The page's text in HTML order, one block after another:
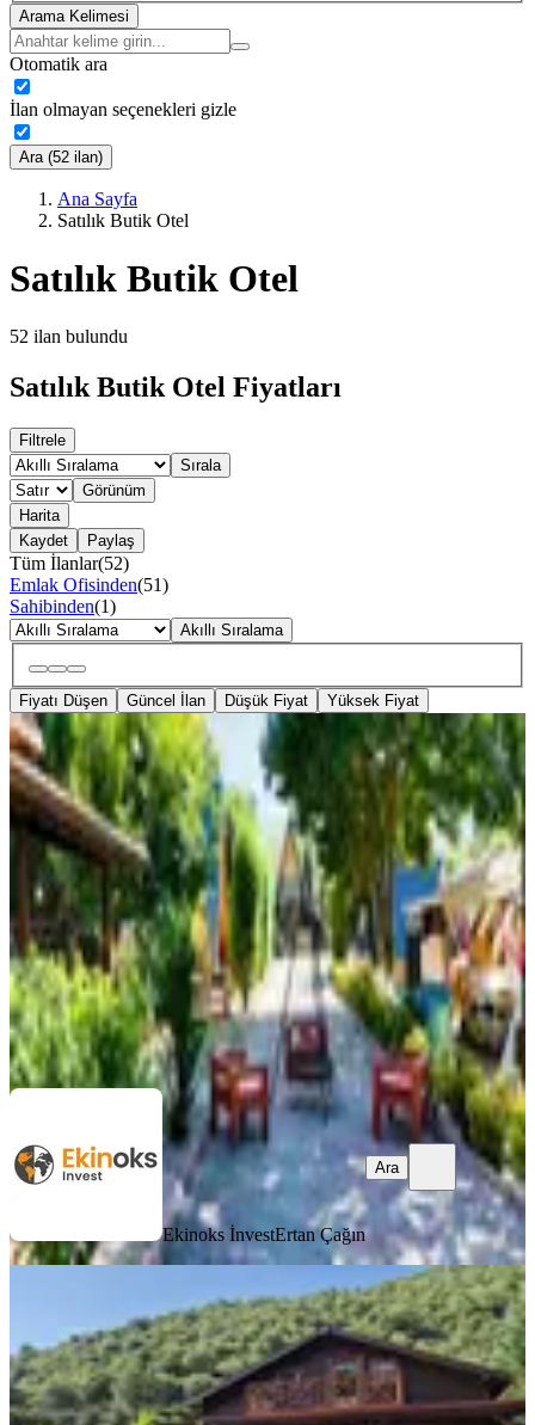
Arama Kelimesi
Otomatik ara
İlan olmayan seçenekleri gizle
Ara (52 ilan)
Ana Sayfa
Satılık Butik Otel
Satılık Butik Otel
52 ilan bulundu
Satılık Butik Otel Fiyatları
Filtrele
Sırala
Görünüm
Harita
Kaydet
Paylaş
Tüm İlanlar(52)
Emlak Ofisinden(51)
Sahibinden(1)
Akıllı Sıralama
Fiyatı Düşen Güncel İlan Düşük Fiyat Yüksek Fiyat
YENİ
Yanık Mahallesi'nde Turizm İşletme
Yatırıma Hazır Eşsiz Fırsat
Sakarya, Sapanca
3700 m²· 03.08.2026
68.000.000 ₺
Ekinoks İnvestErtan Çağın
Ara
Ekinoks İnvestErtan Çağın
Ara
Likite Emlak'tan Muhteşem Doğa
İçersinde Satılık Turistik Tesis
Yalova, Altınova
4900 m²·03.08.2026